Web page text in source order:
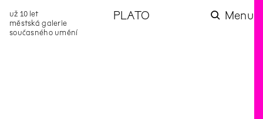
už 10 let
městská galerie
současného umění
PLATO Menu